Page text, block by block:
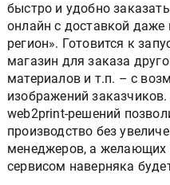
быстро и удобно
онлайн с доставкой
регион». Готовится к
магазин для заказа
материалов и т.п. – с
изображений
web2print-решений
производство без
менеджеров, а желающих
сервисом наверняка